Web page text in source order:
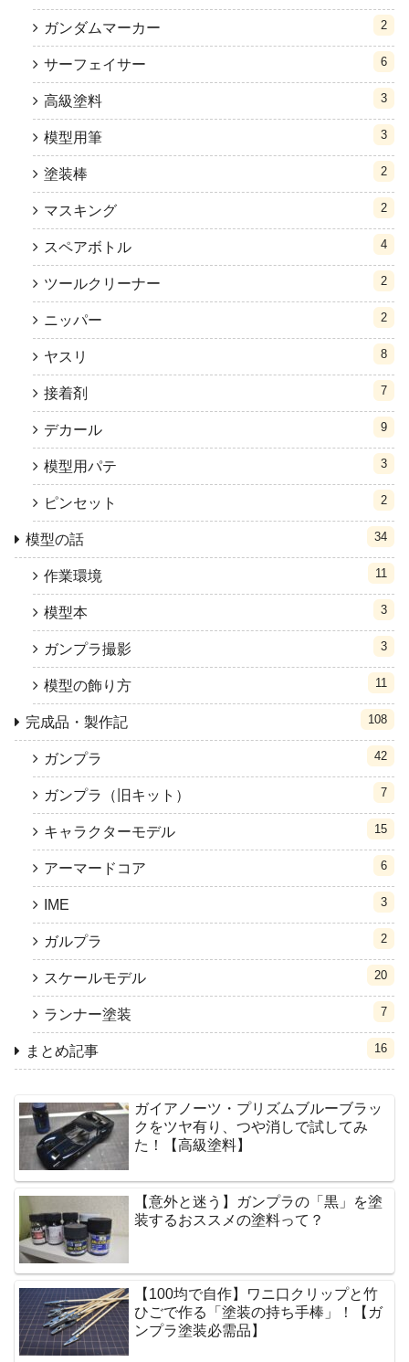
ガンダムマーカー 2
サーフェイサー 6
高級塗料 3
模型用筆 3
塗装棒 2
マスキング 2
スペアボトル 4
ツールクリーナー 2
ニッパー 2
ヤスリ 8
接着剤 7
デカール 9
模型用パテ 3
ピンセット 2
模型の話 34
作業環境 11
模型本 3
ガンプラ撮影 3
模型の飾り方 11
完成品・製作記 108
ガンプラ 42
ガンプラ（旧キット） 7
キャラクターモデル 15
アーマードコア 6
IME 3
ガルプラ 2
スケールモデル 20
ランナー塗装 7
まとめ記事 16
ガイアノーツ・プリズムブルーブラッ
クをツヤ有り、つや消しで試してみ
た！【高級塗料】
【意外と迷う】ガンプラの「黒」を塗
装するおススメの塗料って？
【100均で自作】ワニ口クリップと竹
ひごで作る「塗装の持ち手棒」！【ガ
ンプラ塗装必需品】